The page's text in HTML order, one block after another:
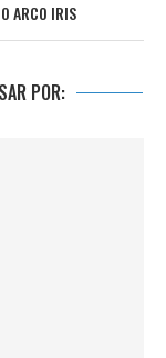
ARCO IRIS
POR: